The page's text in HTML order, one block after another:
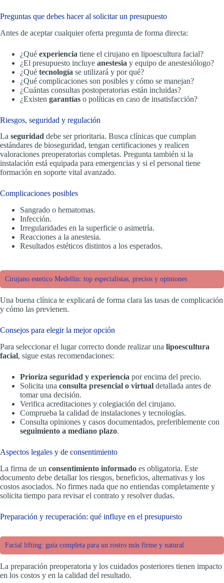
Preguntas que debes hacer al solicitar un presupuesto
Antes de aceptar cualquier oferta pregunta de forma directa:
¿Qué experiencia tiene el cirujano en lipoescultura facial?
¿El presupuesto incluye anestesia y equipo de anestesiólogo?
¿Qué tecnología se utilizará y por qué?
¿Qué complicaciones son posibles y cómo se manejan?
¿Cuántas consultas postoperatorias están incluidas?
¿Existen garantías o políticas en caso de insatisfacción?
Riesgos, seguridad y regulación
La seguridad debe ser prioritaria. Busca clínicas que cumplan
estándares de bioseguridad, tengan certificaciones y realicen
valoraciones preoperatorias completas. Pregunta también si la
instalación está equipada para emergencias y si el personal tiene
formación en soporte vital avanzado.
Complicaciones posibles
Sangrado o hematomas.
Infección.
Irregularidades en la superficie o asimetría.
Reacciones a la anestesia.
Resultados estéticos distintos a los esperados.
Cirujano estetico Medellin: top especialistas, precios y opiniones
Una buena clínica te explicará de forma clara las tasas de complicación
y cómo las previenen.
Consejos para elegir la mejor opción
Para seleccionar el lugar correcto donde realizar una lipoescultura
facial, sigue estas recomendaciones:
Prioriza seguridad y experiencia por encima del precio.
Solicita una consulta presencial o virtual detallada antes de
tomar una decisión.
Verifica acreditaciones y colegiación del cirujano.
Comprueba la calidad de instalaciones y tecnologías.
Consulta opiniones y casos documentados, preferiblemente con
seguimiento a mediano plazo.
Aspectos legales y de consentimiento
La firma de un consentimiento informado es obligatoria. Este
documento debe detallar los riesgos, beneficios, alternativas y los
costos asociados. No firmes nada que no entiendas completamente y
solicita tiempo para revisar el contrato y resolver dudas.
Preparación y recuperación: qué influye en el presupuesto
Facial lifting: guía completa para un rostro más firme y natural
La preparación preoperatoria y los cuidados posteriores tienen impacto
en los costos y en la calidad del resultado.